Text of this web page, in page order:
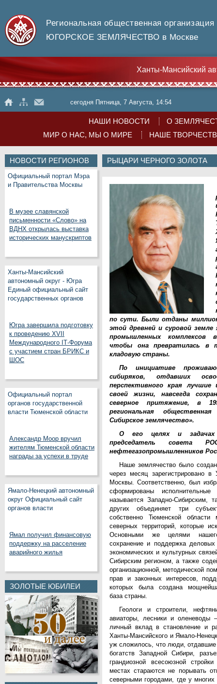
Региональная общественная организация
ЮГОРСКОЕ ЗЕМЛЯЧЕСТВО в Москве
Ханты-Мансийский
сегодня Пятница, 7 Августа, 14:54
НАШИ НОВОСТИ
О
МИР О НАС, МЫ О МИРЕ
НАШЕ
НОВОСТИ РЕГИОНОВ
Официальный портал Мэра
и Правительства Москвы
В музее славянской
письменности «Слово» на
ВДНХ открылась выставка
исторических манускриптов
Ханты-Мансийский
автономный округ - Югра
Единый официальный сайт
государственных органов
Югра завершила подготовку
к проведению XVII
Международного IT‑Форума
с участием стран БРИКС и
ШОС
Официальный портал
органов государственной
власти Тюменской области
Александр Моор вручил
жителям Тюменской области
награды за успехи в труде
Ямало-Ненецкий автономный
округ Официальный сайт
органов власти
Ямал получил финансовую
поддержку на расселение
аварийного жилья
ЗОЛОТЫЕ ЮБИЛЕИ
РЫЦАРИ ЧЕРНОГО ЗОЛОТА
по сути. Были отданы
этой древней и суровой
промышленных комплексов
чтобы она превратилась в
кладовую страны.
По инициативе
сибиряков, отдавших
перспективного края
своей жизни, навсегда
северное притяжение, в
региональная
Сибирское землячество».
О его целях и задачах
председатель совета
нефтегазопромышленников
Наше землячество было
через месяц зарегистрировано в
Москвы. Соответственно, был
сформированы
называется Западно-Сибирским,
других объединяет три
собственно Тюменской
северных территорий, которые
Основными же целями
сохранение и поддержка деловых
экономических и культурных
Сибирским регионом, а также
организационной, методической
прав и законных интересов,
которых была создана
база страны.
Геологи и строители,
авиаторы, лесники и
личный вклад в становление и
Ханты-Мансийского и Ямало-
уж сложилось, что люди,
богатств Западной Сибири,
грандиозной всесоюзной
местах стараются не порывать
северными городами, где у